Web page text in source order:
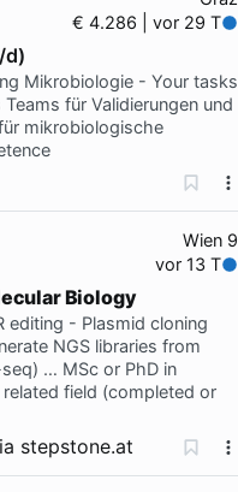
€ 4.286 | vor 29 T
d)
Mikrobiologie - Your tasks
für Validierungen und
mikrobiologische
Wien 9
vor 13 T
Biology
editing - Plasmid cloning
NGS libraries from
… MSc or PhD in
field (completed or
stepstone.at